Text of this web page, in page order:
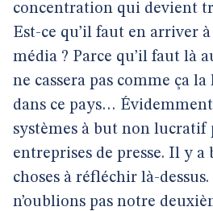
concentration qui devient
Est-ce qu’il faut en arriver
média ? Parce qu’il faut là
ne cassera pas comme ça
dans ce pays…
systèmes à but non lucratif
entreprises de presse. Il y a
choses à réfléchir là-
n’oublions pas notre